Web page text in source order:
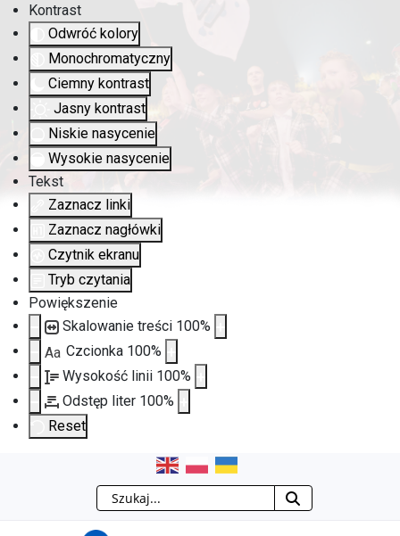
Kontrast
Odwróć kolory
Monochromatyczny
Ciemny kontrast
Jasny kontrast
Niskie nasycenie
Wysokie nasycenie
Tekst
Zaznacz linki
Zaznacz nagłówki
Czytnik ekranu
Tryb czytania
Powiększenie
Skalowanie treści 100%
Aa Czcionka 100%
Wysokość linii 100%
Odstęp liter 100%
Reset
Przejdź
Przejdź
Przejdź
PrzejdźSzukaj